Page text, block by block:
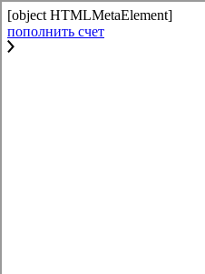
[object HTMLMetaElement]
пополнить счет